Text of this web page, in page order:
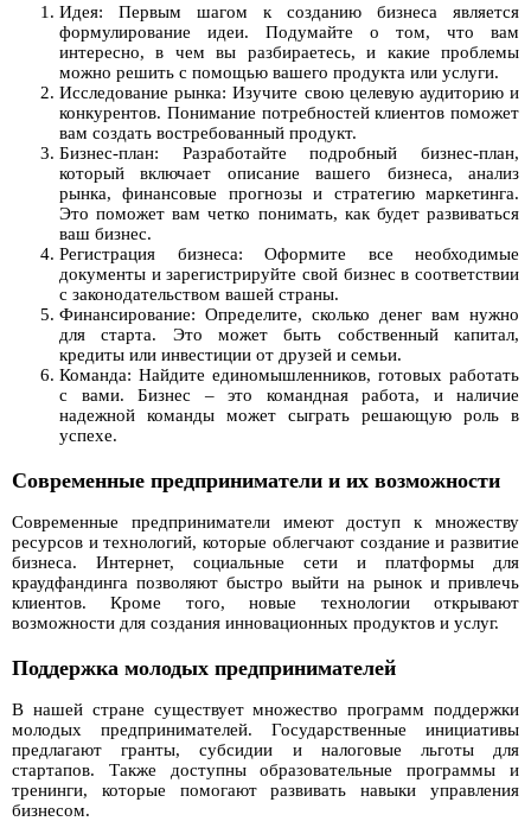
Идея: Первым шагом к созданию бизнеса является
формулирование идеи. Подумайте о том, что вам
интересно, в чем вы разбираетесь, и какие проблемы
можно решить с помощью вашего продукта или услуги.
Исследование рынка: Изучите свою целевую аудиторию и
конкурентов. Понимание потребностей клиентов поможет
вам создать востребованный продукт.
Бизнес-план: Разработайте подробный бизнес-план,
который включает описание вашего бизнеса, анализ
рынка, финансовые прогнозы и стратегию маркетинга.
Это поможет вам четко понимать, как будет развиваться
ваш бизнес.
Регистрация бизнеса: Оформите все необходимые
документы и зарегистрируйте свой бизнес в соответствии
с законодательством вашей страны.
Финансирование: Определите, сколько денег вам нужно
для старта. Это может быть собственный капитал,
кредиты или инвестиции от друзей и семьи.
Команда: Найдите единомышленников, готовых работать
с вами. Бизнес – это командная работа, и наличие
надежной команды может сыграть решающую роль в
успехе.
Современные предприниматели и их возможности
Современные предприниматели имеют доступ к множеству
ресурсов и технологий, которые облегчают создание и развитие
бизнеса. Интернет, социальные сети и платформы для
краудфандинга позволяют быстро выйти на рынок и привлечь
клиентов. Кроме того, новые технологии открывают
возможности для создания инновационных продуктов и услуг.
Поддержка молодых предпринимателей
В нашей стране существует множество программ поддержки
молодых предпринимателей. Государственные инициативы
предлагают гранты, субсидии и налоговые льготы для
стартапов. Также доступны образовательные программы и
тренинги, которые помогают развивать навыки управления
бизнесом.